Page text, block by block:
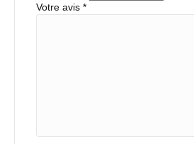
Votre avis *